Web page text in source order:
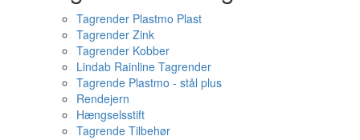
Tagrender Plastmo Plast
Tagrender Zink
Tagrender Kobber
Lindab Rainline Tagrender
Tagrende Plastmo - stål plus
Rendejern
Hængselsstift
Tagrende Tilbehør